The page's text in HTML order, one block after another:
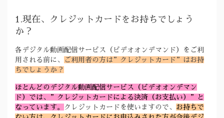
1.現在、クレジットカードをお持ちでしょう
か？
各デジタル動画配信サービス（ビデオオンデマンド）をご利
用される前に、
ご利用者の方は”クレジットカード”はお持
ちでしょうか？
ほとんどのデジタル動画配信サービス（ビデオオンデマン
ド）では、”クレジットカードによる決済（お支払い）”と
なっています。
クレジットカードを使いますので、 お持ちで